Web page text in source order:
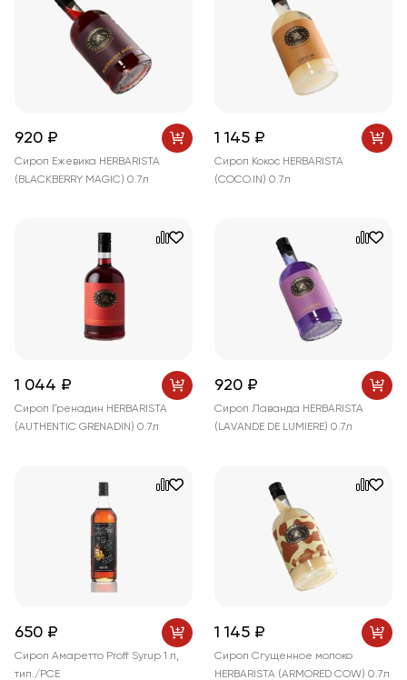
920 ₽
Сироп Ежевика HERBARISTA
(BLACKBERRY MAGIC) 0.7л
1 145 ₽
Сироп Кокос HERBARISTA
(COCO.IN) 0.7л
1 044 ₽
Сироп Гренадин HERBARISTA
(AUTHENTIC GRENADIN) 0.7л
920 ₽
Сироп Лаванда HERBARISTA
(LAVANDE DE LUMIERE) 0.7л
650 ₽
Сироп Амаретто Proff Syrup 1 л,
тип./PCE
1 145 ₽
Сироп Сгущенное молоко
HERBARISTA (ARMORED COW) 0.7л